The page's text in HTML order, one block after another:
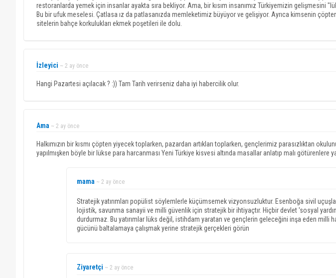
restoranlarda yemek için insanlar ayakta sıra bekliyor. Ama, bir kısım insanımız Türkiyemizin gelişmesini
Bu bir ufuk meselesi. Çatlasa ız da patlasanızda memleketimiz büyüyor ve gelişiyor. Ayrıca kimsenin
sitelerin bahçe korkulukları ekmek poşetileri ile dolu.
İzleyici ~ 2 ay önce
Hangi Pazartesi açılacak ? :)) Tam Tarih verirseniz daha iyi habercilik olur.
Ama ~ 2 ay önce
Halkımızın bir kısmı çöpten yiyecek toplarken, pazardan artıkları toplarken, gençlerimiz parasızlıktan
yapılmışken böyle bir lükse para harcanması Yeni Türkiye kisvesi altında masallar anlatıp malı götürenlere
mama ~ 2 ay önce
Stratejik yatırımları popülist söylemlerle küçümsemek vizyonsuzluktur. Esenboğa sivil
lojistik, savunma sanayii ve milli güvenlik için stratejik bir ihtiyaçtır. Hiçbir devlet 'sosyal
durdurmaz. Bu yatırımlar lüks değil, istihdam yaratan ve gençlerin geleceğini inşa eden milli
gücünü baltalamaya çalışmak yerine stratejik gerçekleri görün
Ziyaretçi ~ 2 ay önce